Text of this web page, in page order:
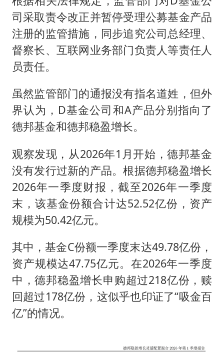
司采取责令改正并暂停受理公募基金产品
注册的监管措施，同步追究公司总经理、
督察长、互联网业务部门负责人等责任人
员责任。
虽然监管部门的通报没有指名道姓，但外
界认为，D基金公司和A产品分别指向了
德邦基金和德邦稳盈增长。
观察发现，从2026年1月开始，德邦基金
没有发行过新的产品。根据德邦稳盈增长
2026年一季度财报，截至2026年一季度
末，该基金份额合计达52.52亿份，资产
规模为50.42亿元。
其中，基金C份额一季度末达49.78亿份，
资产规模达47.75亿元。在2026年一季度
中，德邦稳盈增长申购超过218亿份，赎
回超过178亿份，这似乎也印证了“吸金百
亿”的情况。